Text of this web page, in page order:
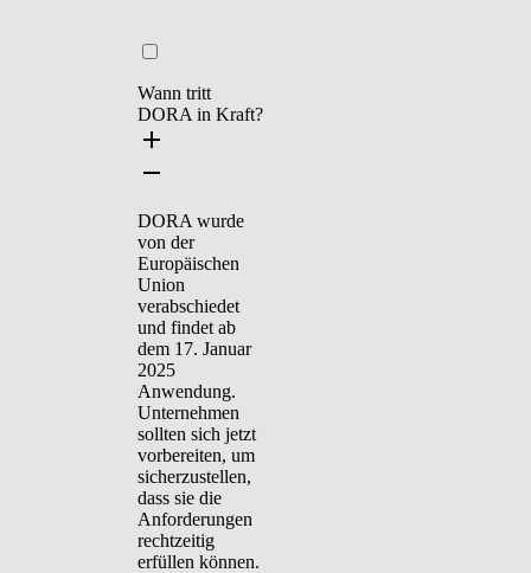
Wann tritt
DORA in Kraft?
DORA wurde
von der
Europäischen
Union
verabschiedet
und findet ab
dem 17. Januar
2025
Anwendung.
Unternehmen
sollten sich jetzt
vorbereiten, um
sicherzustellen,
dass sie die
Anforderungen
rechtzeitig
erfüllen können.